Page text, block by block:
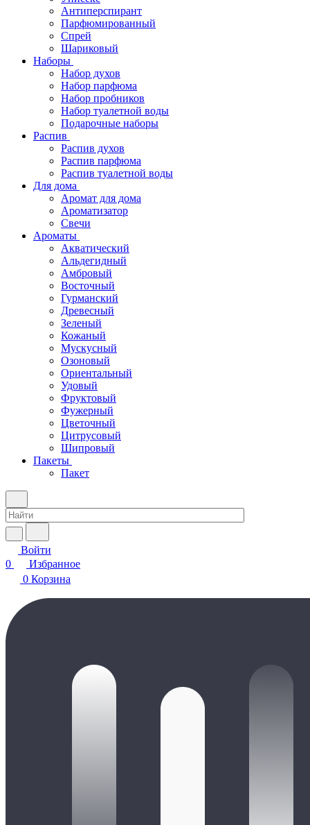
Антиперспирант
Парфюмированный
Спрей
Шариковый
Наборы
Набор духов
Набор парфюма
Набор пробников
Набор туалетной воды
Подарочные наборы
Распив
Распив духов
Распив парфюма
Распив туалетной воды
Для дома
Аромат для дома
Ароматизатор
Свечи
Ароматы
Акватический
Альдегидный
Амбровый
Восточный
Гурманский
Древесный
Зеленый
Кожаный
Мускусный
Озоновый
Ориентальный
Удовый
Фруктовый
Фужерный
Цветочный
Цитрусовый
Шипровый
Пакеты
Пакет
Войти
0
Избранное
0 Корзина